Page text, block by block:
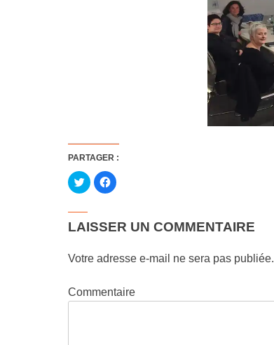
PARTAGER :
Cliquez
pour
partager
Twitter(ouvre
dans
une
Cliquez
pour
dans
une
LAISSER UN COMMENTAIRE
Votre adresse e-mail ne sera pas publiée.
Commentaire